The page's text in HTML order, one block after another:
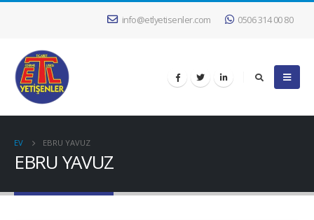
info@etlyetisenler.com 0506 314 00 80
EV EBRU YAVUZ
EBRU YAVUZ